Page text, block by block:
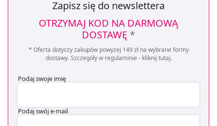
Zapisz się do newslettera
OTRZYMAJ KOD NA DARMOWĄ
DOSTAWĘ *
* Oferta dotyczy zakupów powyżej 149 zł na wybrane formy
dostawy. Szczegóły w regulaminie - kliknij tutaj.
Podaj swoje imię
Podaj swój e-mail